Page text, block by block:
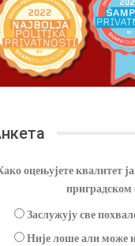
оцењујете квалитет
приградском
Заслужују све
Није лоше али може